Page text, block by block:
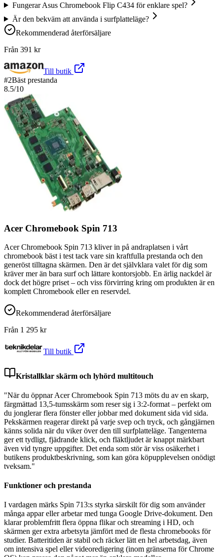
Fungerar Asus Chromebook Flip C434 för enklare spel?
Är den bekväm att använda i surfplatteläge?
Rekommenderad återförsäljare
Från 391 kr
Till butik
#2Bäst prestanda
8.5/10
Acer Chromebook Spin 713
Acer Chromebook Spin 713 kliver in på andraplatsen i vårt
chromebook bäst i test tack vare sin kraftfulla prestanda och den
generöst tilltagna skärmen. Den är det självklara valet för dig som
kräver mer än bara surf och lättare kontorsjobb. En ärlig nackdel är
dock det högre priset – och viss förvirring kring om produkten är en
komplett Chromebook eller en reservdel.
Rekommenderad återförsäljare
Från 1 295 kr
Till butik
Kristallklar skärm och lyhörd multitouch
"När du öppnar Acer Chromebook Spin 713 möts du av en skarp,
färgmättad 13,5-tumsskärm som reser sig i 3:2-format – perfekt om
du jonglerar flera fönster eller jobbar med dokument sida vid sida.
Pekskärmen reagerar direkt på varje svep och tryck, och gångjärnen
känns solida när du viker över den till surfplatteläge. Tangenterna
ger ett tydligt, fjädrande klick, och fläktljudet är knappt märkbart
även vid tyngre uppgifter. Det enda som stör är viss osäkerhet i
butikens produktbeskrivning, som kan göra köpupplevelsen onödigt
tveksam."
Funktioner och prestanda
I vardagen märks Spin 713:s styrka särskilt för dig som använder
många appar eller arbetar med tunga Google Drive-dokument. Den
klarar problemfritt flera öppna flikar och streaming i HD, och
skärmen ger extra arbetsyta jämfört med de flesta chromebooks för
studier. Batteritiden är stabil och räcker lätt en hel arbetsdag, även
om intensiva spel eller videoredigering (inom gränserna för Chrome